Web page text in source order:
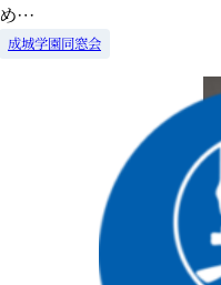
め…
成城学園同窓会